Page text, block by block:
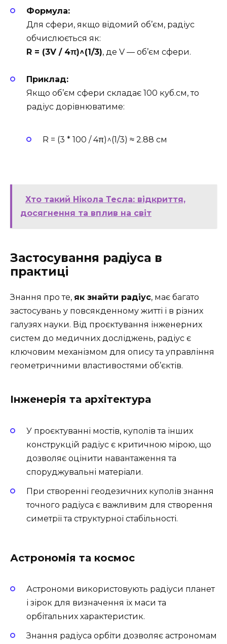
Формула:
Для сфери, якщо відомий об’єм, радіус
обчислюється як:
R = (3V / 4π)^(1/3), де V — об’єм сфери.
Приклад:
Якщо об’єм сфери складає 100 куб.см, то
радіус дорівнюватиме:
R = (3 * 100 / 4π)^(1/3) ≈ 2.88 см
Хто такий Нікола Тесла: відкриття,
досягнення та вплив на світ
Застосування радіуса в
практиці
Знання про те, як знайти радіус, має багато
застосувань у повсякденному житті і в різних
галузях науки. Від проєктування інженерних
систем до медичних досліджень, радіус є
ключовим механізмом для опису та управління
геометричними властивостями об’єктів.
Інженерія та архітектура
У проєктуванні мостів, куполів та інших
конструкцій радіус є критичною мірою, що
дозволяє оцінити навантаження та
споруджувальні матеріали.
При створенні геодезичних куполів знання
точного радіуса є важливим для створення
симетрії та структурної стабільності.
Астрономія та космос
Астрономи використовують радіуси планет
і зірок для визначення їх маси та
орбітальних характеристик.
Знання радіуса орбіти дозволяє астрономам